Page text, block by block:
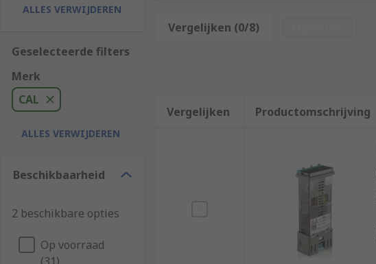
ALLES VERWIJDEREN
Geselecteerde filters
Merk
CAL
ALLES VERWIJDEREN
Beschikbaarheid
2 beschikbare opties
Op voorraad
Vergelijken (0/8)
Vergelijken Productomschrijving